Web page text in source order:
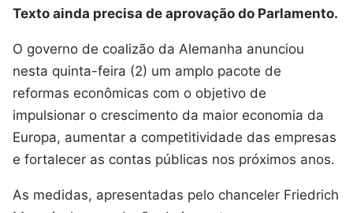
Texto ainda precisa de aprovação do Parlamento.
O governo de coalizão da Alemanha anunciou
nesta quinta-feira (2) um amplo pacote de
reformas econômicas com o objetivo de
impulsionar o crescimento da maior economia da
Europa, aumentar a competitividade das empresas
e fortalecer as contas públicas nos próximos anos.
As medidas, apresentadas pelo chanceler Friedrich